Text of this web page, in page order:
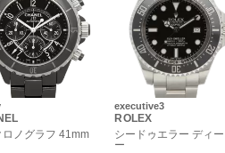
ロノグラフ 41mm
executive3
ROLEX
シードゥエラー ディ
ー